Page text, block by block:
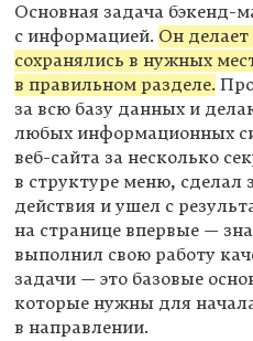
Основная задача бэкенд-
с информацией. Он
сохранялись в нужных
в правильном разделе.
за всю базу данных и
любых информационных
веб-сайта за несколько
в структуре меню, сделал
действия и ушел с
на странице впервые —
выполнил свою работу
задачи — это базовые
которые нужны для
в направлении.